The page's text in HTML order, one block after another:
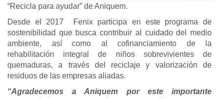
“Recicla para ayudar” de Aniquem.
Desde el 2017 Fenix participa en este programa de
sostenibilidad que busca contribuir al cuidado del medio
ambiente, así como al cofinanciamiento de la
rehabilitación integral de niños sobrevivientes de
quemaduras, a través del reciclaje y valorización de
residuos de las empresas aliadas.
“Agradecemos a Aniquem por este importante